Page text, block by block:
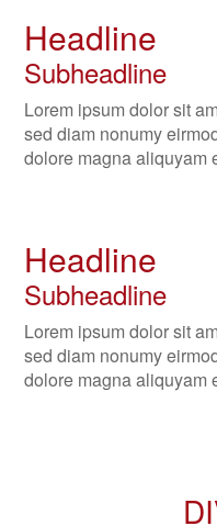
Headline
Subheadline
Lorem ipsum dolor sit
sed diam nonumy
dolore magna aliquyam
Headline
Subheadline
Lorem ipsum dolor sit
sed diam nonumy
dolore magna aliquyam